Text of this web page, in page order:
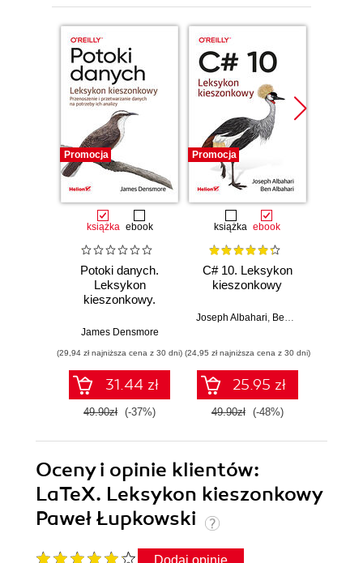
Promocja
książka ebook
Potoki danych.
Leksykon
kieszonkowy.
przetwarzanie
potrzeby ich
analizy
James Densmore
(29,94 zł najniższa cena z 30 dni)
31.44 zł
49.90zł (-37%)
Promocja
książka ebook
C# 10. Leksykon
kieszonkowy
Joseph Albahari Ben Albahari
(24,95 zł najniższa cena z 30 dni)
25.95 zł
49.90zł (-48%)
Oceny i opinie klientów:
LaTeX. Leksykon kieszonkowy
Paweł Łupkowski
Dodaj opinię